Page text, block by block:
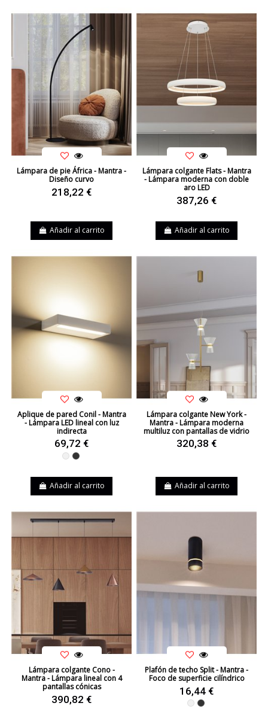
Lámpara de pie África - Mantra -
Diseño curvo
218,22 €
Añadir al carrito
Lámpara colgante Flats - Mantra
- Lámpara moderna con doble
aro LED
387,26 €
Añadir al carrito
Aplique de pared Conil - Mantra
- Lámpara LED lineal con luz
indirecta
69,72 €
BlancoNegro
Añadir al carrito
Lámpara colgante New York -
Mantra - Lámpara moderna
multiluz con pantallas de vidrio
320,38 €
Añadir al carrito
Lámpara colgante Cono -
Mantra - Lámpara lineal con 4
pantallas cónicas
390,82 €
Plafón de techo Split - Mantra -
Foco de superficie cilíndrico
16,44 €
BlancoNegro